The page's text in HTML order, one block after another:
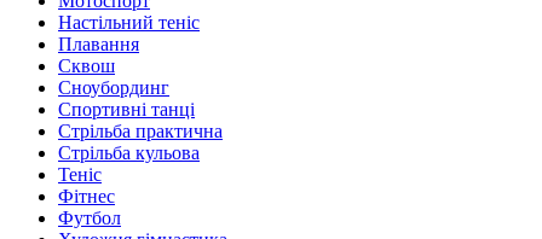
Настільний теніс
Плавання
Сквош
Сноубординг
Спортивні танці
Стрільба практична
Стрільба кульова
Теніс
Фітнес
Футбол